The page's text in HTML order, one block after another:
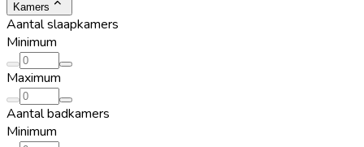
Kamers
Aantal slaapkamers
Minimum
Maximum
Aantal badkamers
Minimum